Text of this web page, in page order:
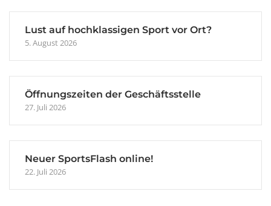
Lust auf hochklassigen Sport vor Ort?
5. August 2026
Öffnungszeiten der Geschäftsstelle
27. Juli 2026
Neuer SportsFlash online!
22. Juli 2026